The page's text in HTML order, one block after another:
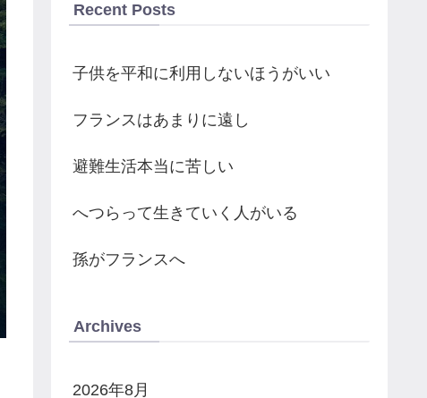
Recent Posts
子供を平和に利用しないほうがいい
フランスはあまりに遠し
避難生活本当に苦しい
へつらって生きていく人がいる
孫がフランスへ
Archives
2026年8月